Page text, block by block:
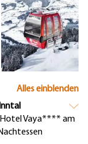
Alles einblenden
ins Inntal
Hotel Vaya**** am